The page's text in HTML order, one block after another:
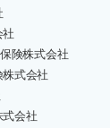
社
険株式会社
式会社
式会社